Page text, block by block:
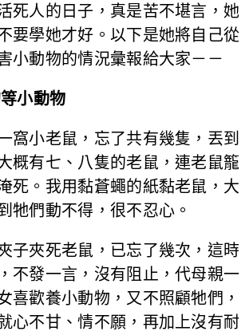
死人的日子，真是苦不堪言，她
要學她才好。以下是她將自己從
小動物的情況彙報給大家－－
小動物
窩小老鼠，忘了共有幾隻，丟到
概有七、八隻的老鼠，連老鼠籠
死。我用黏蒼蠅的紙黏老鼠，大
牠們動不得，很不忍心。
子夾死老鼠，已忘了幾次，這時
不發一言，沒有阻止，代母親一
喜歡養小動物，又不照顧牠們，
心不甘、情不願，再加上沒有耐